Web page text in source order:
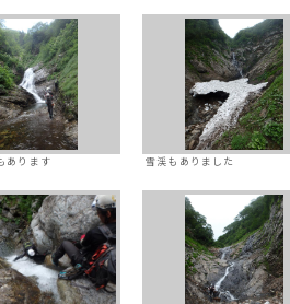
あります 雪渓もありました